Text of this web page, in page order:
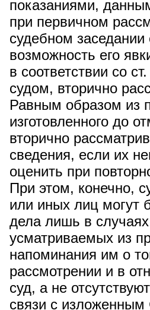
показаниями,
при первичном
судебном
возможность его
в соответствии со
судом, вторично
Равным образом из
изготовленного до
вторично
сведения, если их
оценить при
При этом, конечно,
или иных лиц могут
дела лишь в
усматриваемых из
напоминания им о
рассмотрении и в
суд, а не
связи с изложенным